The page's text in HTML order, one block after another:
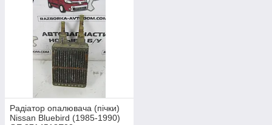
Радіатор опалювача (пічки)
Nissan Bluebird (1985-1990)